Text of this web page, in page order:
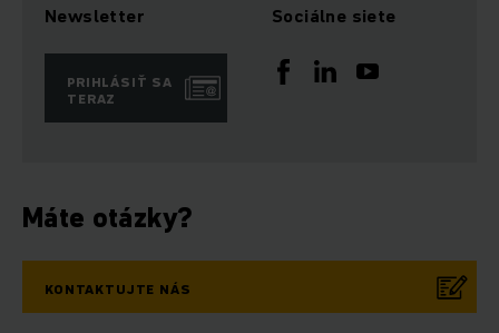
Newsletter
PRIHLÁSIŤ SA
TERAZ
Sociálne siete
Máte otázky?
KONTAKTUJTE NÁS